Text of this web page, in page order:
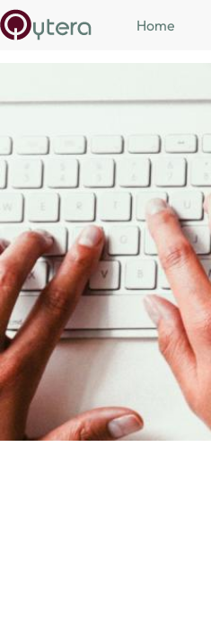
Skip to main content
Home